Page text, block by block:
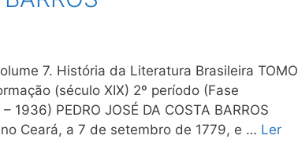
7. História da Literatura Brasileira TOMO
(século XIX) 2º período (Fase
PEDRO JOSÉ DA COSTA BARROS
Ceará, a 7 de setembro de 1779, e … Ler